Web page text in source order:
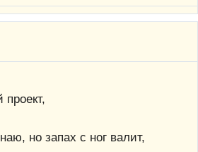
проект,
но запах с ног валит,